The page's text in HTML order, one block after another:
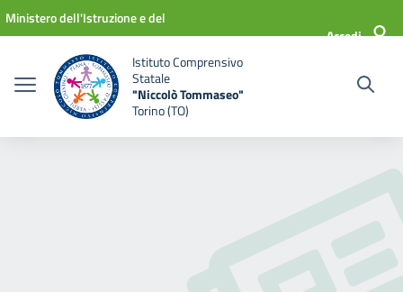
Vai ai contenuti
Vai al menu di navigazione
Vai al footer
Ministero dell'Istruzione e del
Accedi
Istituto Comprensivo
Statale
"Niccolò Tommaseo"
Torino (TO)